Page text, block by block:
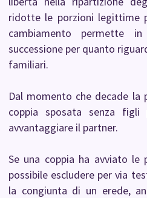
ridotte le porzioni legittime
cambiamento permette
successione per quanto
familiari.
Dal momento che decade la
coppia sposata senza
avvantaggiare il partner.
Se una coppia ha avviato
possibile escludere per via
la congiunta di un erede,